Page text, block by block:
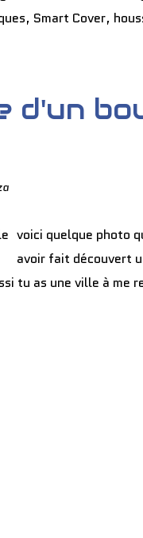
Smart Cover,
d'un
voici quelque photo
avoir fait découvert
tu as une ville à me